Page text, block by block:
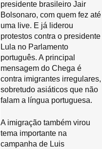
O
,
n
d
a
d
a
f
o
t
o
,
presidente brasileiro Jair
Bolsonaro, com quem fez até
uma live. E já liderou
protestos contra o presidente
Lula no Parlamento
português. A principal
mensagem do Chega é
contra imigrantes irregulares,
sobretudo asiáticos que não
falam a língua portuguesa.
A imigração também virou
tema importante na
campanha de Luis